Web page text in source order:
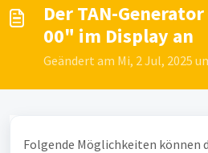
Der TAN-
00" im Display an
Geändert am Mi, 2 Jul, 2025
Folgende Möglichkeiten können